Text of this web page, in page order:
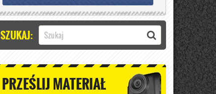
SZUKAJ:
PRZEŚLIJ MATERIAŁ